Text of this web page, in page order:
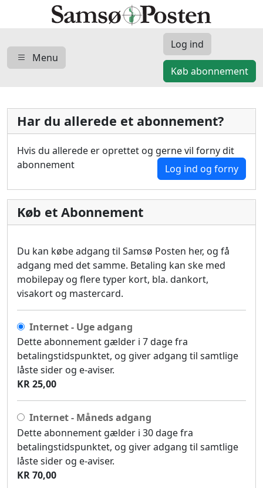
Menu
Log ind
Køb abonnement
Har du allerede et abonnement?
Hvis du allerede er oprettet og gerne vil forny dit
abonnement
Log ind og forny
Køb et Abonnement
Du kan købe adgang til Samsø Posten her, og få
adgang med det samme. Betaling kan ske med
mobilepay og flere typer kort, bla. dankort,
visakort og mastercard.
Internet - Uge adgang
Dette abonnement gælder i 7 dage fra
betalingstidspunktet, og giver adgang til samtlige
låste sider og e-aviser.
KR 25,00
Internet - Måneds adgang
Dette abonnement gælder i 30 dage fra
betalingstidspunktet, og giver adgang til samtlige
låste sider og e-aviser.
KR 70,00